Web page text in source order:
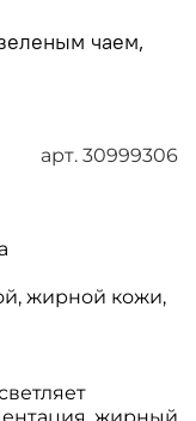
арт. 30999306
чаем,
жирной кожи,